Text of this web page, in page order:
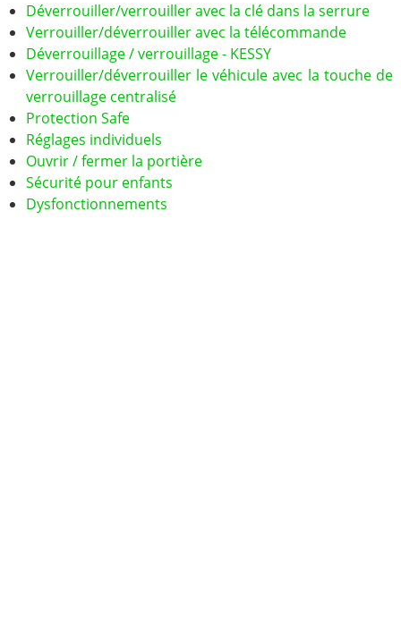
Déverrouiller/verrouiller avec la clé dans la serrure
Verrouiller/déverrouiller avec la télécommande
Déverrouillage / verrouillage - KESSY
Verrouiller/déverrouiller le véhicule avec la touche de
verrouillage centralisé
Protection Safe
Réglages individuels
Ouvrir / fermer la portière
Sécurité pour enfants
Dysfonctionnements